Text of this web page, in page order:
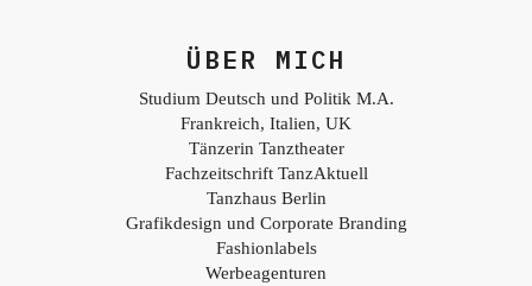
ÜBER MICH
Studium Deutsch und Politik M.A.
Frankreich, Italien, UK
Tänzerin Tanztheater
Fachzeitschrift TanzAktuell
Tanzhaus Berlin
Grafikdesign und Corporate Branding
Fashionlabels
Werbeagenturen